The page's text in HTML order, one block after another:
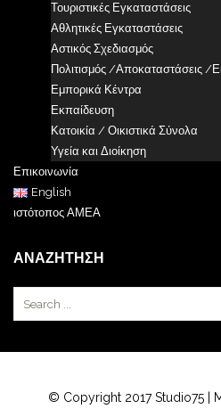
Τουριστικές Εγκαταστάσεις
Αθλητικές Εγκαταστάσεις
Αστικός Σχεδιασμός
Πολιτισμός /Αποκαταστάσεις /
Εμπορικά Κέντρα
Εκπαίδευση
Κατοικία / Οικιστικά Σύνολα
Υγεία και Διοίκηση
Επικοινωνία
English
ιστότοπος ΑΜΕΑ
ΑΝΑΖΉΤΗΣΗ
© Copyright 2017 Studio75 |